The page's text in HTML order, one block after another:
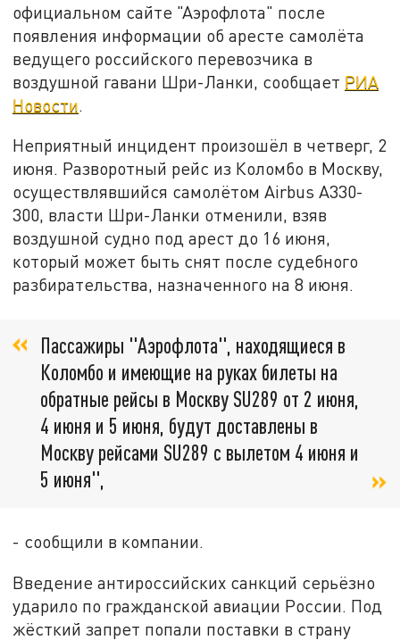
официальном сайте "Аэрофлота" после
появления информации об аресте самолёта
ведущего российского перевозчика в
воздушной гавани Шри-Ланки, сообщает РИА
Новости.
Неприятный инцидент произошёл в четверг, 2
июня. Разворотный рейс из Коломбо в Москву,
осуществлявшийся самолётом Airbus A330-
300, власти Шри-Ланки отменили, взяв
воздушной судно под арест до 16 июня,
который может быть снят после судебного
разбирательства, назначенного на 8 июня.
Пассажиры "Аэрофлота", находящиеся в
Коломбо и имеющие на руках билеты на
обратные рейсы в Москву SU289 от 2 июня,
4 июня и 5 июня, будут доставлены в
Москву рейсами SU289 с вылетом 4 июня и
5 июня",
- сообщили в компании.
Введение антироссийских санкций серьёзно
ударило по гражданской авиации России. Под
жёсткий запрет попали поставки в страну